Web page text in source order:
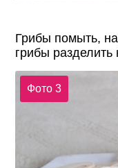
Грибы помыть,
грибы разделить
Фото 3